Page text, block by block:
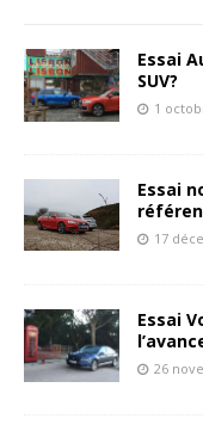
Essai
SUV?
1
Essai
17
Essai
26